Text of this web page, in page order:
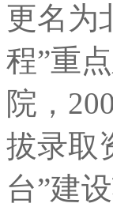
更名为
程”重
院，
拔录取
台”建